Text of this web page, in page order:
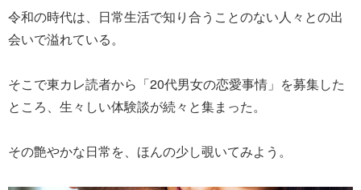
令和の時代は、日常生活で知り合うことのない人々との出
会いで溢れている。
そこで東カレ読者から「20代男女の恋愛事情」を募集した
ところ、生々しい体験談が続々と集まった。
その艶やかな日常を、ほんの少し覗いてみよう。